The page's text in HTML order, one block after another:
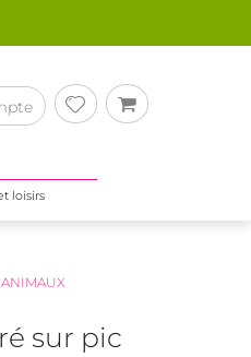
loisirs
ANIMAUX
sur pic